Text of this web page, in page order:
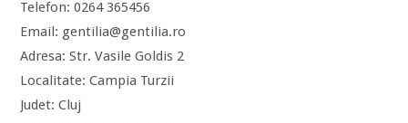
Telefon: 0264 365456
Email: gentilia@gentilia.ro
Adresa: Str. Vasile Goldis 2
Localitate: Campia Turzii
Judet: Cluj